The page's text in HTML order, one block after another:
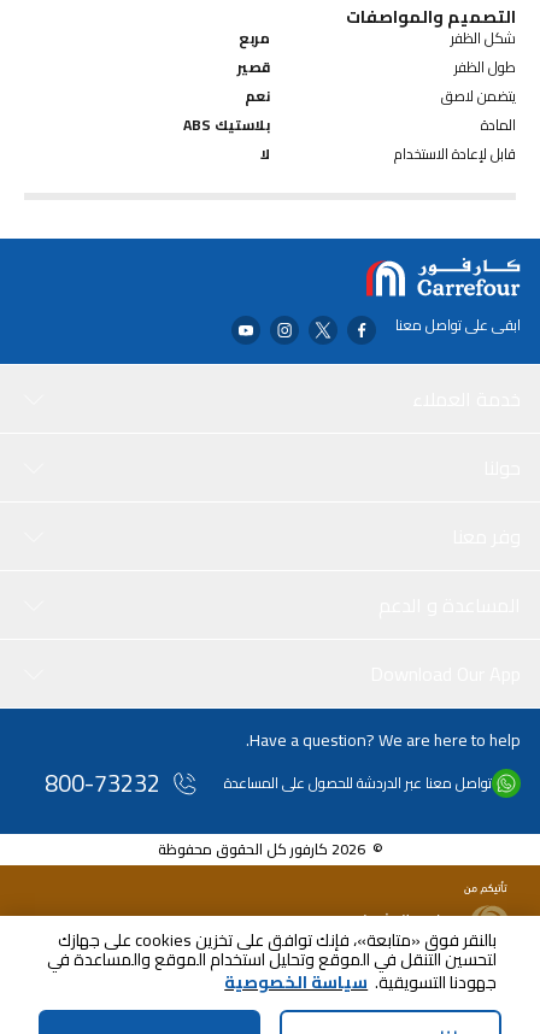
بالنقر فوق «متابعة»، فإنك توافق على تخزين cookies على جهازك
لتحسين التنقل في الموقع وتحليل استخدام الموقع والمساعدة في
جهودنا التسويقية. سياسة الخصوصية
التصميم والمواصفات
شكل الظفر
مربع
طول الظفر
قصير
يتضمن لاصق
نعم
المادة
بلاستيك ABS
قابل لإعادة الاستخدام
لا
ابقى على تواصل معنا
Have a question? We are here to help.
تواصل معنا عبر الدردشة للحصول على المساعدة 800-73232
© 2026 كارفور كل الحقوق محفوظة